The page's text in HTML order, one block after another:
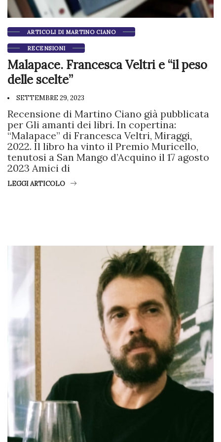
ARTICOLI DI MARTINO CIANO
RECENSIONI
Malapace. Francesca Veltri e “il peso
delle scelte”
SETTEMBRE 29, 2023
Recensione di Martino Ciano già pubblicata
per Gli amanti dei libri. In copertina:
“Malapace” di Francesca Veltri, Miraggi,
2022. Il libro ha vinto il Premio Muricello,
tenutosi a San Mango d’Acquino il 17 agosto
2023 Amici di
LEGGI ARTICOLO